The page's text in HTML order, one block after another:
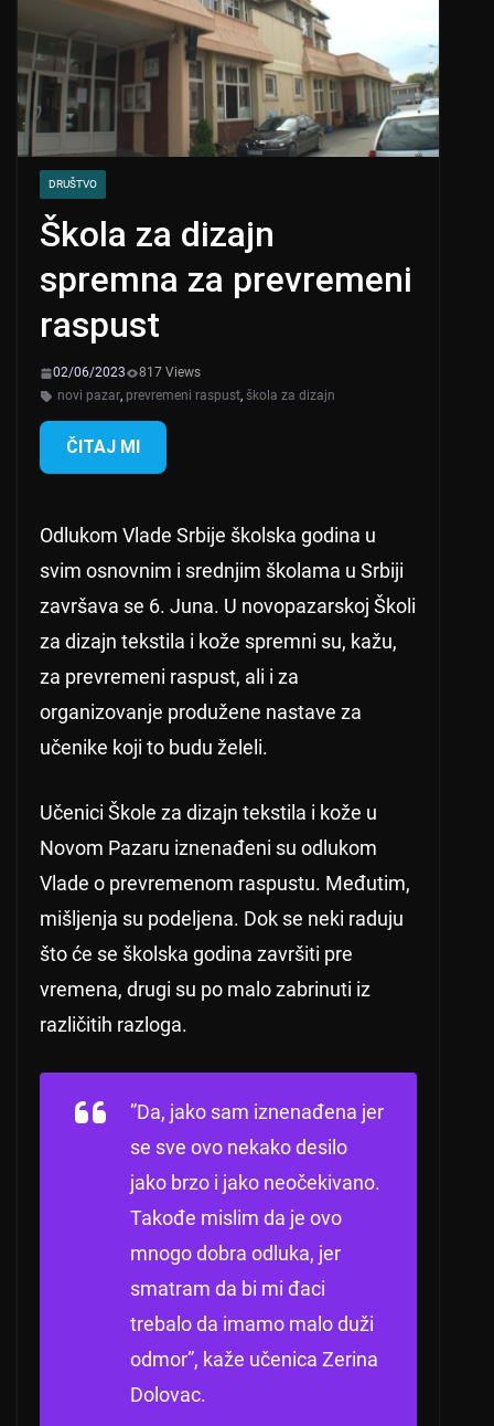
DRUŠTVO
Škola za dizajn
spremna za prevremeni
raspust
02/06/2023
817 Views
novi pazar, prevremeni raspust, škola za dizajn
ČITAJ MI
Odlukom Vlade Srbije školska godina u
svim osnovnim i srednjim školama u Srbiji
završava se 6. Juna. U novopazarskoj Školi
za dizajn tekstila i kože spremni su, kažu,
za prevremeni raspust, ali i za
organizovanje produžene nastave za
učenike koji to budu želeli.
Učenici Škole za dizajn tekstila i kože u
Novom Pazaru iznenađeni su odlukom
Vlade o prevremenom raspustu. Međutim,
mišljenja su podeljena. Dok se neki raduju
što će se školska godina završiti pre
vremena, drugi su po malo zabrinuti iz
različitih razloga.
”Da, jako sam iznenađena jer
se sve ovo nekako desilo
jako brzo i jako neočekivano.
Takođe mislim da je ovo
mnogo dobra odluka, jer
smatram da bi mi đaci
trebalo da imamo malo duži
odmor”, kaže učenica Zerina
Dolovac.